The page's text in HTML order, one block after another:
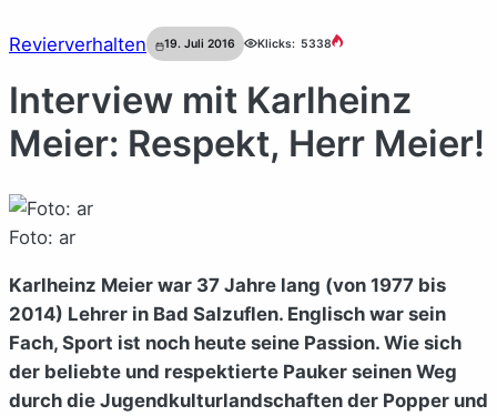
Revierverhalten 19. Juli 2016 Klicks: 5338
Interview mit Karlheinz
Meier: Respekt, Herr Meier!
Foto: ar
Karlheinz Meier war 37 Jahre lang (von 1977 bis
2014) Lehrer in Bad Salzuflen. Englisch war sein
Fach, Sport ist noch heute seine Passion. Wie sich
der beliebte und respektierte Pauker seinen Weg
durch die Jugendkulturlandschaften der Popper und